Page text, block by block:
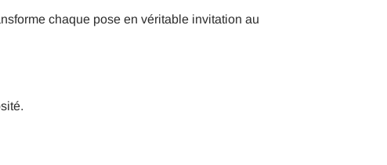
chaque pose en véritable invitation au